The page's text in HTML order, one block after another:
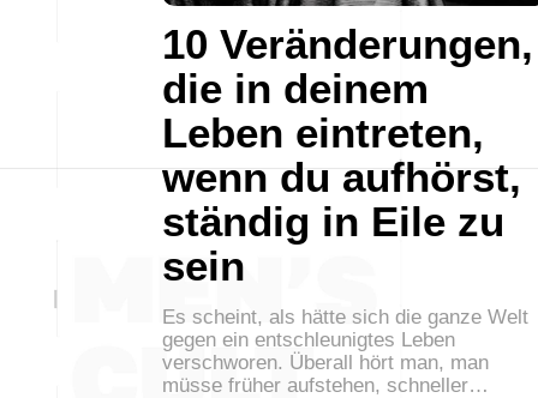
10 Veränderungen,
die in deinem
Leben eintreten,
wenn du aufhörst,
ständig in Eile zu
sein
Es scheint, als hätte sich die ganze Welt
gegen ein entschleunigtes Leben
verschworen. Überall hört man, man
müsse früher aufstehen, schneller…